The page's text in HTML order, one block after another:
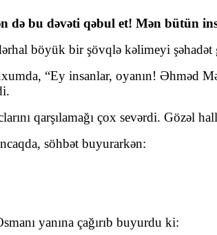
də bu dəvəti qəbul et! Mən
böyük bir şövqlə kəlimeyi
“Ey insanlar, oyanın! Əhməd
qarşılamağı çox sevərdi. Gözəl
söhbət buyurarkən:
yanına çağırıb buyurdu ki: